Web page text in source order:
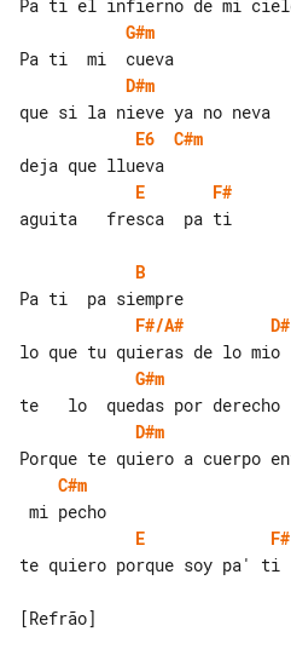
G#m
D#m
E6
C#m
E
F#
aguita   fresca  pa ti
B
F#/A#
D#
G#m
D#m
C#m
E
F#
te quiero porque soy pa' ti
[Refrão]